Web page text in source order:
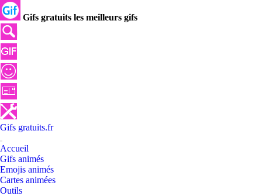
Gifs gratuits les meilleurs gifs
Gifs gratuits.fr
Accueil
Gifs animés
Emojis animés
Cartes animées
Outils